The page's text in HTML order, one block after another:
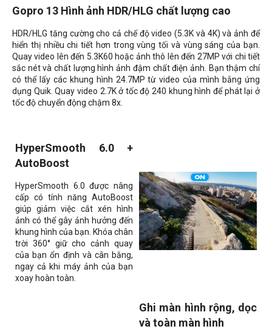
Gopro 13 Hình ảnh HDR/HLG chất lượng cao
HDR/HLG tăng cường cho cả chế độ video (5.3K và 4K) và ảnh để
hiển thị nhiều chi tiết hơn trong vùng tối và vùng sáng của bạn.
Quay video lên đến 5.3K60 hoặc ảnh thô lên đến 27MP với chi tiết
sắc nét và chất lượng hình ảnh đậm chất điện ảnh. Bạn thậm chí
có thể lấy các khung hình 24.7MP từ video của mình bằng ứng
dụng Quik. Quay video 2.7K ở tốc độ 240 khung hình để phát lại ở
tốc độ chuyển động chậm 8x.
HyperSmooth 6.0 +
AutoBoost
HyperSmooth 6.0 được nâng
cấp có tính năng AutoBoost
giúp giảm việc cắt xén hình
ảnh có thể gây ảnh hưởng đến
khung hình của bạn. Khóa chân
trời 360° giữ cho cảnh quay
của bạn ổn định và cân bằng,
ngay cả khi máy ảnh của bạn
xoay hoàn toàn.
Ghi màn hình rộng, dọc
và toàn màn hình